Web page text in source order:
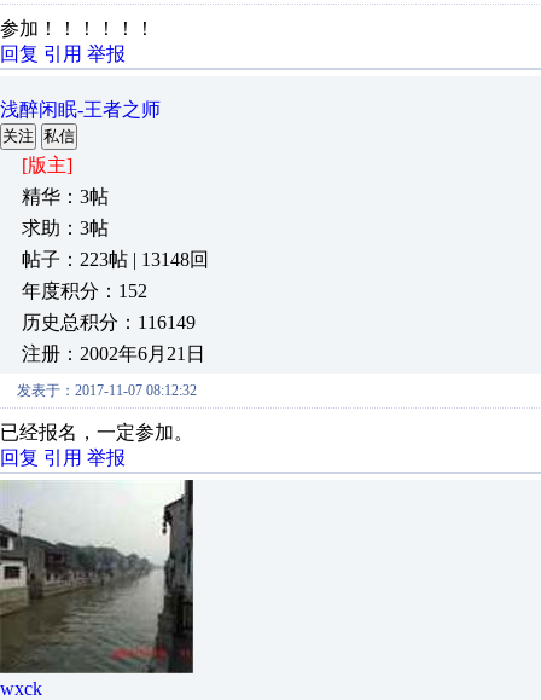
参加！！！！！！
回复 引用 举报
浅醉闲眠-王者之师
关注 私信
[版主]
精华：3帖
求助：3帖
帖子：223帖 | 13148回
年度积分：152
历史总积分：116149
注册：2002年6月21日
发表于：2017-11-07 08:12:32
已经报名，一定参加。
回复 引用 举报
wxck